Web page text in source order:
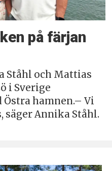
på färjan
Ståhl och Mattias
i Sverige
hamnen.– Vi
säger Annika Ståhl.